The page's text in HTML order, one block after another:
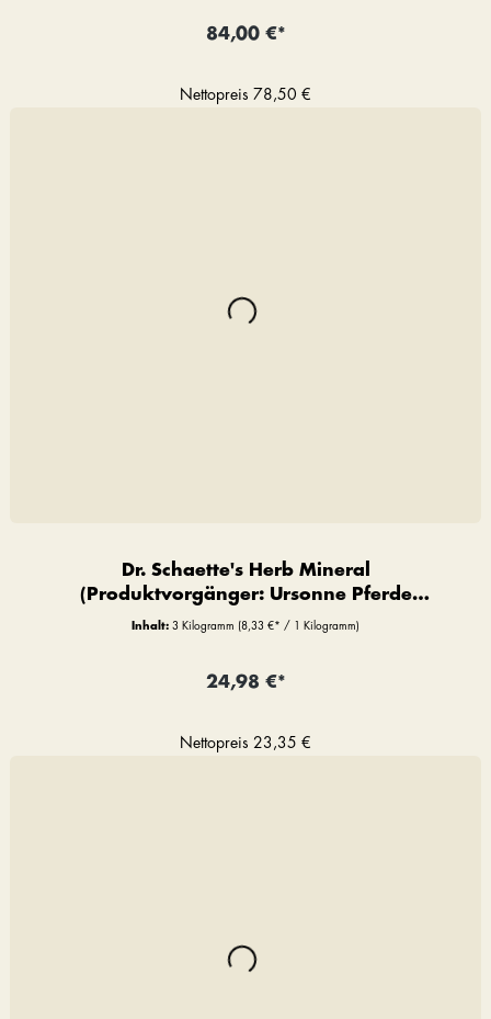
84,00 €*
Nettopreis 78,50 €
Dr. Schaette's Herb Mineral
(Produktvorgänger: Ursonne Pferde
Premium)
Inhalt: 3 Kilogramm (8,33 €* / 1 Kilogramm)
24,98 €*
Nettopreis 23,35 €